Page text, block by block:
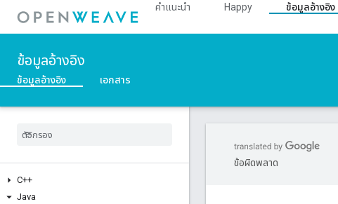
คำแนะนำ Happy ข้อมูลอ้างอิง
ข้อมูลอ้างอิง
ข้อมูลอ้างอิง เอกสาร
C++
Java
ข้อผิดพลาด